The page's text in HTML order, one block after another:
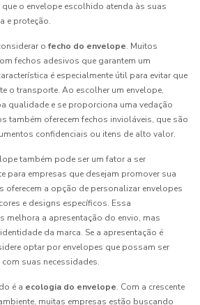
o envelope escolhido atenda às suas
e proteção.
o fecho do envelope. Muitos
fechos adesivos que garantem um
é especialmente útil para evitar que
o transporte. Ao escolher um envelope,
qualidade e se proporciona uma vedação
também oferecem fechos invioláveis, que são
confidenciais ou itens de alto valor.
também pode ser um fator a ser
para empresas que desejam promover sua
oferecem a opção de personalizar envelopes
e designs específicos. Essa
melhora a apresentação do envio, mas
da marca. Se a apresentação é
optar por envelopes que possam ser
suas necessidades.
é a ecologia do envelope. Com a crescente
muitas empresas estão buscando